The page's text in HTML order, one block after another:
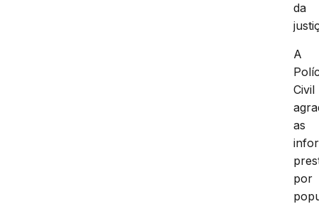
da
A
Civil
as
por